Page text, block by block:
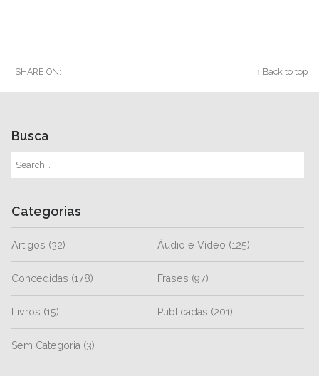
SHARE ON: ↑ Back to top
Busca
Categorias
Artigos (32) Áudio e Vídeo (125)
Concedidas (178) Frases (97)
Livros (15) Publicadas (201)
Sem Categoria (3)